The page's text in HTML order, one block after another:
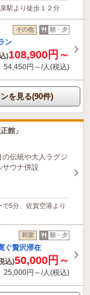
駅より徒歩１２分
その他 朝・夕
ン
)108,900円～
54,450円～/人(税込)
を見る(90件)
館」
伝統や大人ラグジ
サウナ併設
5分、佐賀空港より
和室 朝・夕
ぐ贅沢滞在
込)50,000円～
25,000円～/人(税込)